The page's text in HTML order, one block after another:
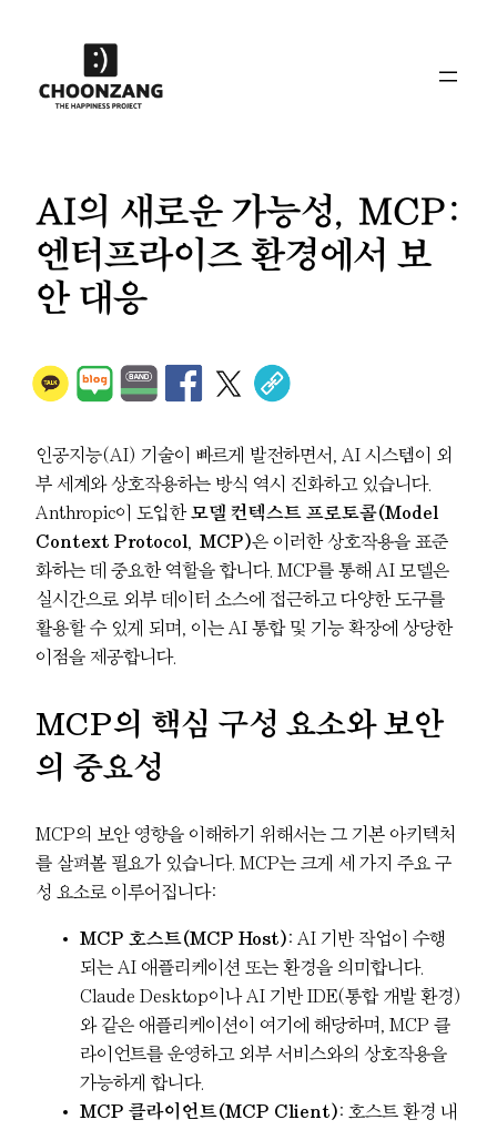
AI의 새로운 가능성, MCP:
엔터프라이즈 환경에서 보
안 대응
인공지능(AI) 기술이 빠르게 발전하면서, AI 시스템이 외
부 세계와 상호작용하는 방식 역시 진화하고 있습니다.
Anthropic이 도입한 모델 컨텍스트 프로토콜(Model
Context Protocol, MCP)은 이러한 상호작용을 표준
화하는 데 중요한 역할을 합니다. MCP를 통해 AI 모델은
실시간으로 외부 데이터 소스에 접근하고 다양한 도구를
활용할 수 있게 되며, 이는 AI 통합 및 기능 확장에 상당한
이점을 제공합니다.
MCP의 핵심 구성 요소와 보안
의 중요성
MCP의 보안 영향을 이해하기 위해서는 그 기본 아키텍처
를 살펴볼 필요가 있습니다. MCP는 크게 세 가지 주요 구
성 요소로 이루어집니다:
MCP 호스트(MCP Host): AI 기반 작업이 수행
되는 AI 애플리케이션 또는 환경을 의미합니다.
Claude Desktop이나 AI 기반 IDE(통합 개발 환경)
와 같은 애플리케이션이 여기에 해당하며, MCP 클
라이언트를 운영하고 외부 서비스와의 상호작용을
가능하게 합니다.
MCP 클라이언트(MCP Client): 호스트 환경 내